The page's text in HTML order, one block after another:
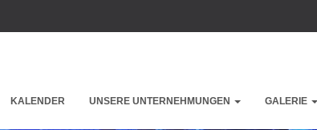
KALENDER UNSERE UNTERNEHMUNGEN GALERIE